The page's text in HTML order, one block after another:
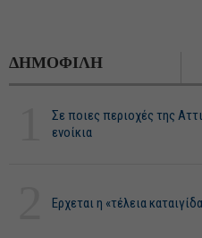
ΔΗΜΟΦΙΛΗ
Σε ποιες περιοχές της
ενοίκια
Ερχεται η «τέλεια